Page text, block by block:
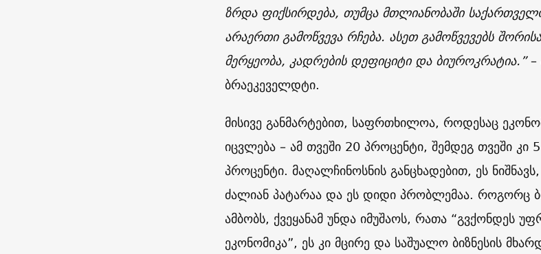
ზრდა ფიქსირდება, თუმცა მთლიანობაში
არაერთი გამოწვევა რჩება. ასეთ გამოწვევებს
მერყეობა, კადრების დეფიციტი და ბიუროკრატია.”–
ბრაეკეველდტი.
მისივე განმარტებით, საფრთხილოა, როდესაც
იცვლება – ამ თვეში 20 პროცენტი, შემდეგ თვეში კი 5
პროცენტი. მაღალჩინოსნის განცხადებით, ეს
ძალიან პატარაა და ეს დიდი პრობლემაა. როგორც
ამბობს, ქვეყანამ უნდა იმუშაოს, რათა “გვქონდეს
ეკონომიკა”, ეს კი მცირე და საშუალო ბიზნესის